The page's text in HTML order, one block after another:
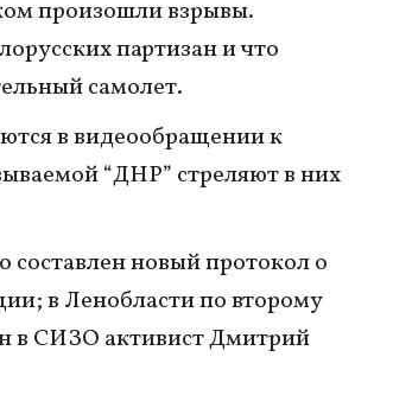
произошли взрывы.
партизан и что
самолет.
в видеообращении к
“ДНР” стреляют в них
составлен новый протокол о
в Ленобласти по второму
в СИЗО активист Дмитрий